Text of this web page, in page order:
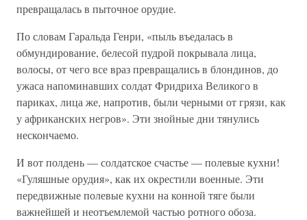
превращалась в пыточное орудие.
По словам Гаральда Генри, «пыль въедалась в
обмундирование, белесой пудрой покрывала лица,
волосы, от чего все враз превращались в блондинов, до
ужаса напоминавших солдат Фридриха Великого в
париках, лица же, напротив, были черными от грязи, как
у африканских негров». Эти знойные дни тянулись
нескончаемо.
И вот полдень — солдатское счастье — полевые кухни!
«Гуляшные орудия», как их окрестили военные. Эти
передвижные полевые кухни на конной тяге были
важнейшей и неотъемлемой частью ротного обоза.